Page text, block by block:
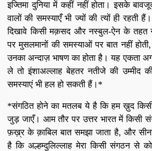
इज्तिमा दुनिया में कहीं नहीं होता। इसके
वालों की समस्याएँ भी ज्यों की त्यों ही रहती
दिखावे किसी मक़सद और नस्बुल-ऐन के तहत
पर मुसलमानों की समस्याओं पर बात नहीं
उनका अन्दाज़ भाषण का होता है। यह एकता
ले तो इंशाअल्लाह बेहतर नतीजे की उम्मीद
समस्याएं भी हल हो सकती हैं।*
*संगठित होने का मतलब ये है कि हम ख़ुद
जुड़ जाएँ। आम तौर पर उत्तर भारत में किसी
फ़ख़्र के क़ाबिल बात समझा जाता है, और
है कि अल्हम्दुलिल्लाह मेरा किसी संगठन से